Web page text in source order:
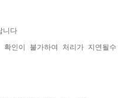
다
인이 불가하여 처리가 지연될수